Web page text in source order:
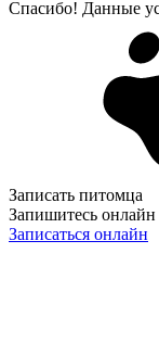
Спасибо! Данные
Записать питомца
Запишитесь онлайн
Записаться онлайн